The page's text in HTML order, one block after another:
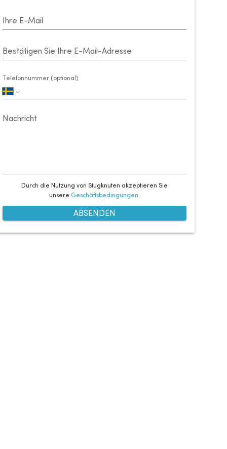
Ihre E-Mail
Bestätigen Sie Ihre E-Mail-Adresse
Telefonnummer (optional)
Nachricht
Durch die Nutzung von Stugknuten akzeptieren Sie
unsere Geschäftsbedingungen.
ABSENDEN